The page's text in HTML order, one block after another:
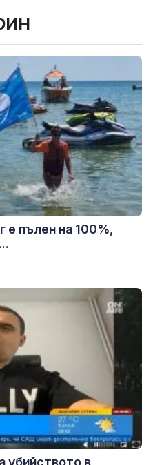
е пълен на 100%,
убийството в